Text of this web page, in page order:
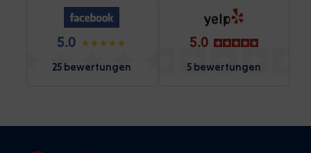
5.0
25 bewertungen
5.0
5 bewertungen